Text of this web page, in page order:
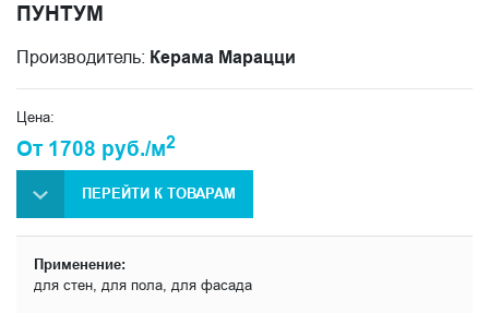
ПУНТУМ
Производитель: Керама Марацци
Цена:
От 1708 руб./м2
ПЕРЕЙТИ К ТОВАРАМ
Применение:
для стен, для пола, для фасада